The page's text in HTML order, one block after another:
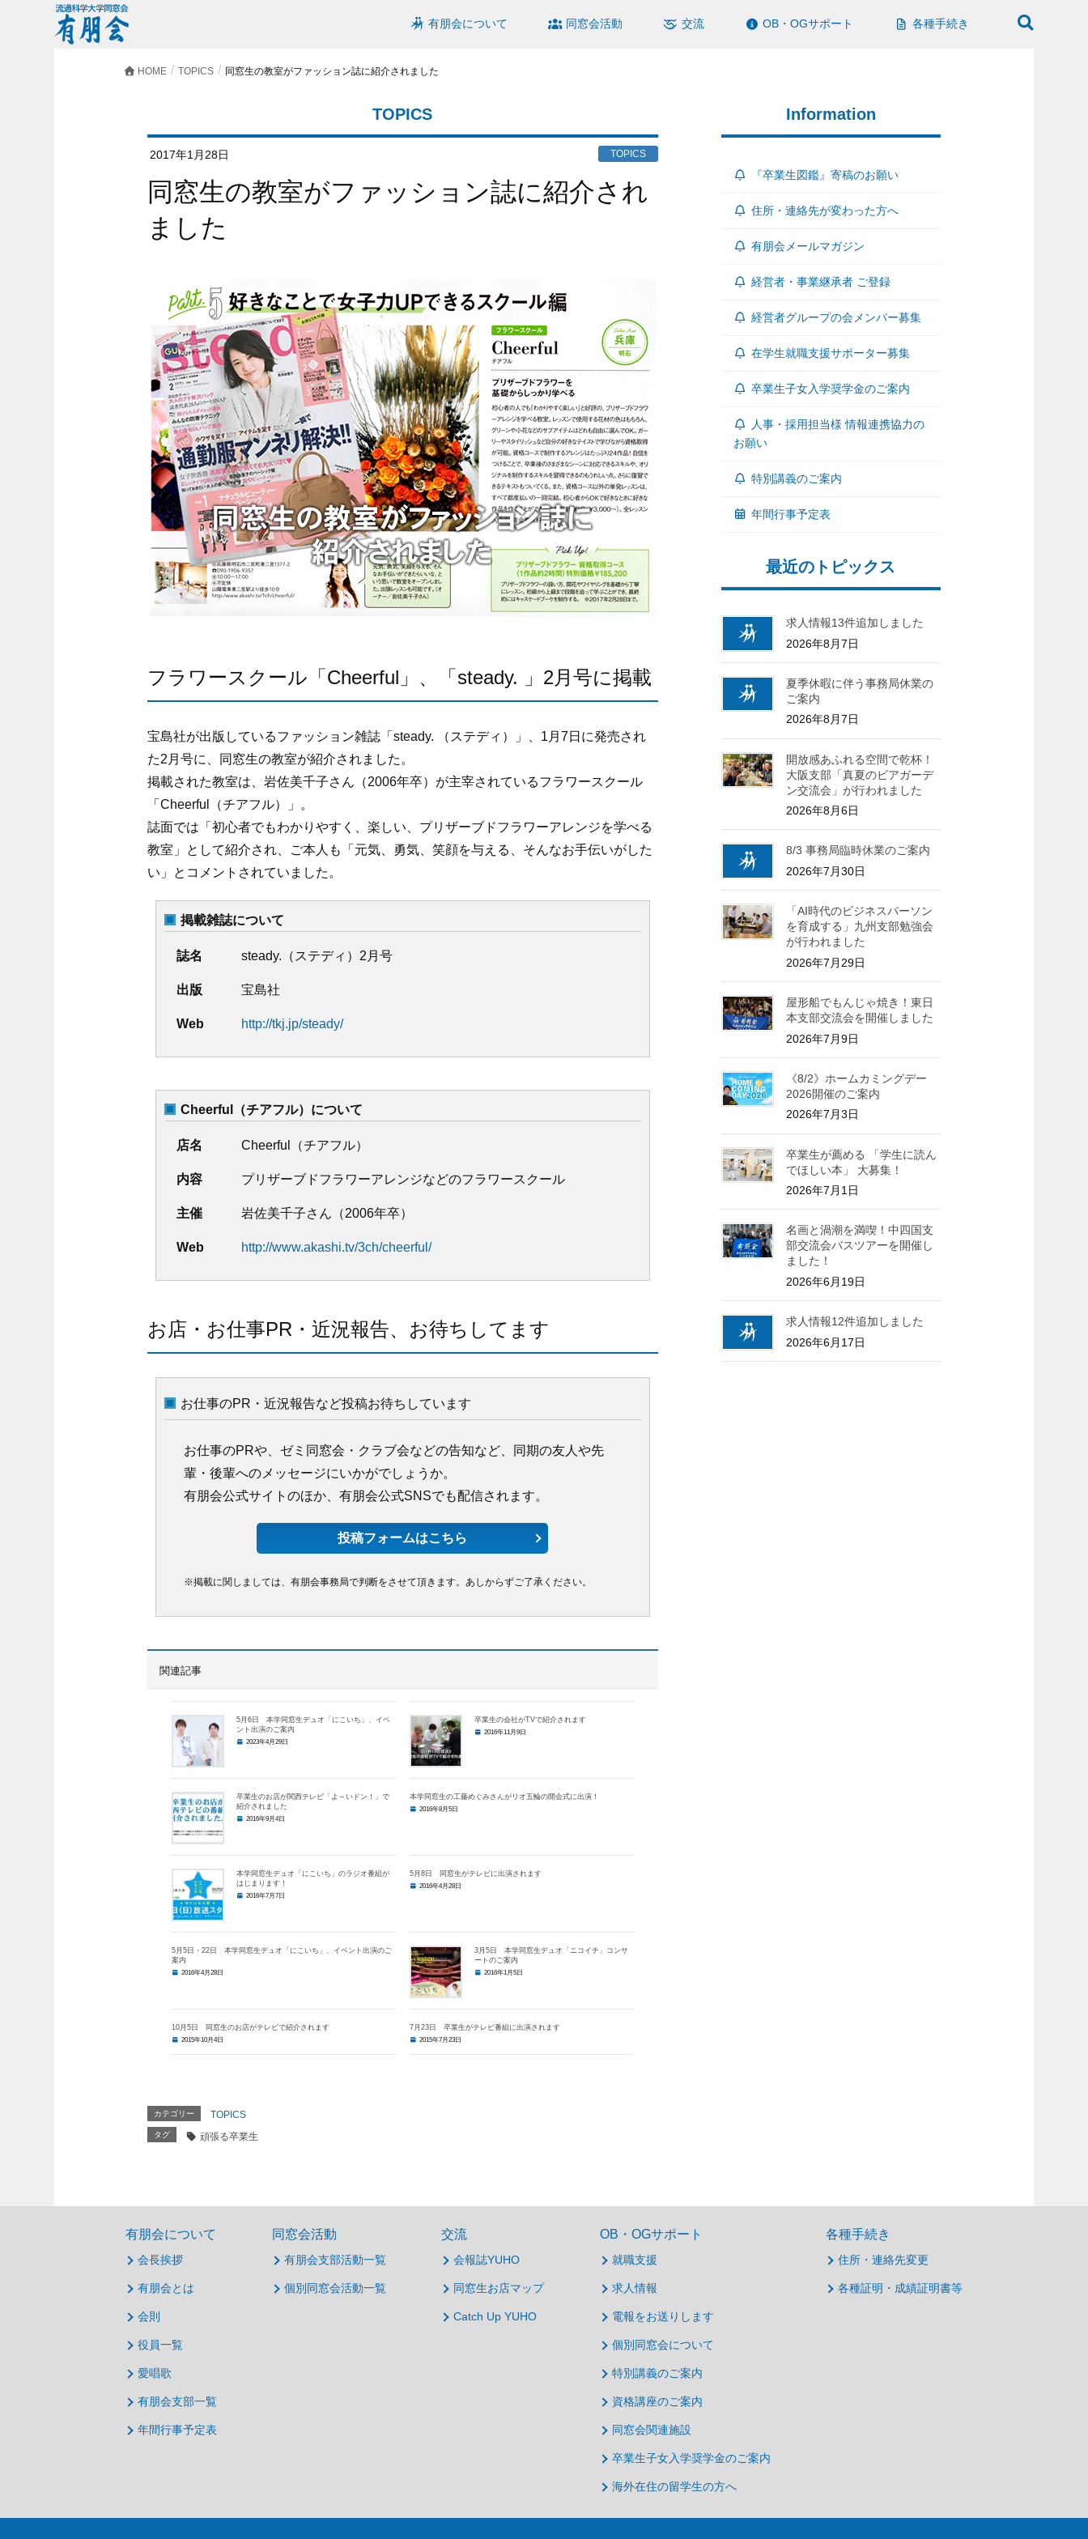
有朋会について 同窓会活動 交流 OB・OGサポート 各種手続き
HOME TOPICS 同窓生の教室がファッション誌に紹介されました
TOPICS
2017年1月28日 TOPICS
同窓生の教室がファッション誌に紹介され
ました
フラワースクール「Cheerful」、「steady. 」2月号に掲載
宝島社が出版しているファッション雑誌「steady. （ステディ）」、1月7日に発売され
た2月号に、同窓生の教室が紹介されました。
掲載された教室は、岩佐美千子さん（2006年卒）が主宰されているフラワースクール
「Cheerful（チアフル）」。
誌面では「初心者でもわかりやすく、楽しい、プリザーブドフラワーアレンジを学べる
教室」として紹介され、ご本人も「元気、勇気、笑顔を与える、そんなお手伝いがした
い」とコメントされていました。
掲載雑誌について
誌名 steady.（ステディ）2月号
出版 宝島社
Web http://tkj.jp/steady/
Cheerful（チアフル）について
店名 Cheerful（チアフル）
内容 プリザーブドフラワーアレンジなどのフラワースクール
主催 岩佐美千子さん（2006年卒）
Web http://www.akashi.tv/3ch/cheerful/
お店・お仕事PR・近況報告、お待ちしてます
お仕事のPR・近況報告など投稿お待ちしています
お仕事のPRや、ゼミ同窓会・クラブ会などの告知など、同期の友人や先
輩・後輩へのメッセージにいかがでしょうか。
有朋会公式サイトのほか、有朋会公式SNSでも配信されます。
投稿フォームはこちら
※掲載に関しましては、有朋会事務局で判断をさせて頂きます。あしからずご了承ください。
関連記事
5月6日 本学同窓生デュオ「にこいち」、イベ
ント出演のご案内
2023年4月29日
卒業生の会社がTVで紹介されます
2016年11月9日
卒業生のお店が関西テレビ「よ～いドン！」で
紹介されました
2016年9月4日
本学同窓生の工藤めぐみさんがリオ五輪の開会式に出演！
2016年8月5日
本学同窓生デュオ「にこいち」のラジオ番組が
はじまります！
2016年7月7日
5月8日 同窓生がテレビに出演されます
2016年4月28日
5月5日・22日 本学同窓生デュオ「にこいち」、イベント出演のご
案内
2016年4月28日
3月5日 本学同窓生デュオ「ニコイチ」コンサ
ートのご案内
2016年1月5日
10月5日 同窓生のお店がテレビで紹介されます
2015年10月4日
7月23日 卒業生がテレビ番組に出演されます
2015年7月23日
カテゴリー TOPICS
タグ 頑張る卒業生
Information
『卒業生図鑑』寄稿のお願い
住所・連絡先が変わった方へ
有朋会メールマガジン
経営者・事業継承者 ご登録
経営者グループの会メンバー募集
在学生就職支援サポーター募集
卒業生子女入学奨学金のご案内
人事・採用担当様 情報連携協力の
お願い
特別講義のご案内
年間行事予定表
最近のトピックス
求人情報13件追加しました
2026年8月7日
夏季休暇に伴う事務局休業の
ご案内
2026年8月7日
開放感あふれる空間で乾杯！
大阪支部「真夏のビアガーデ
ン交流会」が行われました
2026年8月6日
8/3 事務局臨時休業のご案内
2026年7月30日
「AI時代のビジネスパーソン
を育成する」九州支部勉強会
が行われました
2026年7月29日
屋形船でもんじゃ焼き！東日
本支部交流会を開催しました
2026年7月9日
《8/2》ホームカミングデー
2026開催のご案内
2026年7月3日
卒業生が薦める 「学生に読ん
でほしい本」 大募集！
2026年7月1日
名画と渦潮を満喫！中四国支
部交流会バスツアーを開催し
ました！
2026年6月19日
求人情報12件追加しました
2026年6月17日
有朋会について
会長挨拶
有朋会とは
会則
役員一覧
愛唱歌
有朋会支部一覧
年間行事予定表
同窓会活動
有朋会支部活動一覧
個別同窓会活動一覧
交流
会報誌YUHO
同窓生お店マップ
Catch Up YUHO
OB・OGサポート
就職支援
求人情報
電報をお送りします
個別同窓会について
特別講義のご案内
資格講座のご案内
同窓会関連施設
卒業生子女入学奨学金のご案内
海外在住の留学生の方へ
各種手続き
住所・連絡先変更
各種証明・成績証明書等